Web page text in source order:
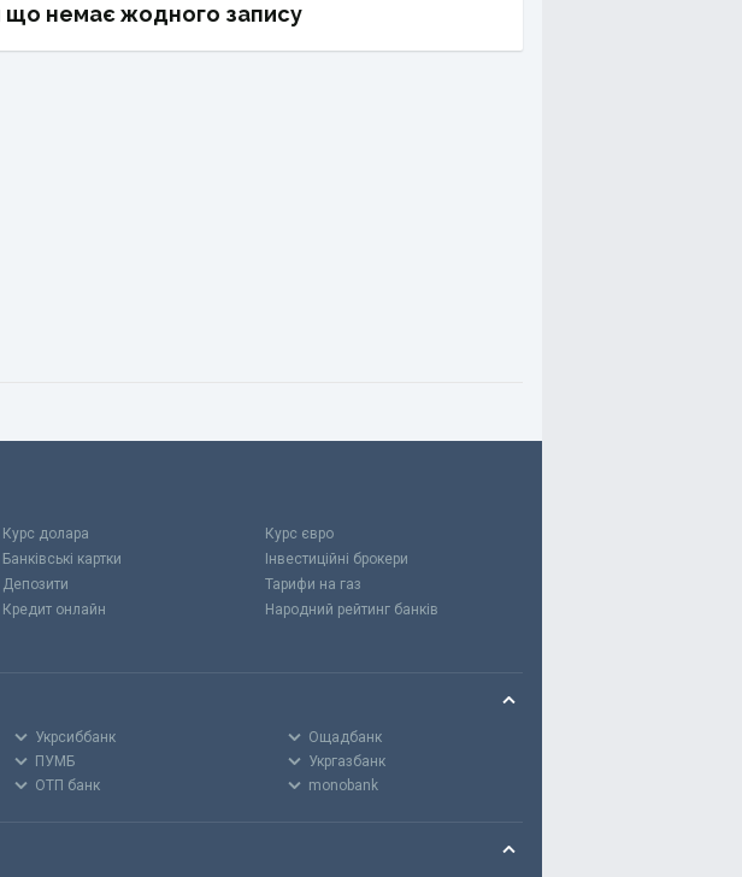
що немає жодного запису
Курс долара
Курс євро
Банківські картки
Інвестиційні брокери
Депозити
Тарифи на газ
Кредит онлайн
Народний рейтинг банків
Укрсиббанк
Ощадбанк
ПУМБ
Укргазбанк
ОТП банк monobank